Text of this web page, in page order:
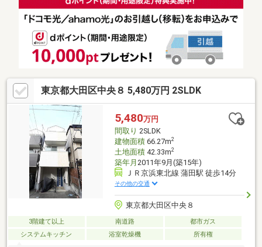
る）
東京都大田区中央８ 5,480万円 2SLDK
5,480万円
間取り 2SLDK
建物面積66.27m2
土地面積42.33m2
築年月 2011年9月(築15年)
ＪＲ京浜東北線 蒲田駅 徒歩14分
その他の交通
東京都大田区中央８
3階建て以上 南道路
都市ガス
システムキッチン
浴室乾燥機 所有権